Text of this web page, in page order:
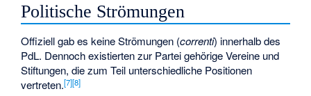
Politische Strömungen
Offiziell gab es keine Strömungen (correnti) innerhalb des
PdL. Dennoch existierten zur Partei gehörige Vereine und
Stiftungen, die zum Teil unterschiedliche Positionen
vertreten.[7][8]